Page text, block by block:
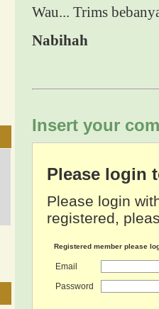
Wau... Trims
Nabihah
Insert your
Please login
Please login
registered,
Registered member please
Email
Password